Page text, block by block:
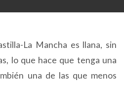
La Mancha es llana, sin
lo que hace que tenga una
una de las que menos